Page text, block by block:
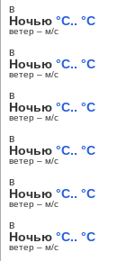
в
Ночью °C.. °C
ветер – м/c
в
Ночью °C.. °C
ветер – м/c
в
Ночью °C.. °C
ветер – м/c
в
Ночью °C.. °C
ветер – м/c
в
Ночью °C.. °C
ветер – м/c
в
Ночью °C.. °C
ветер – м/c